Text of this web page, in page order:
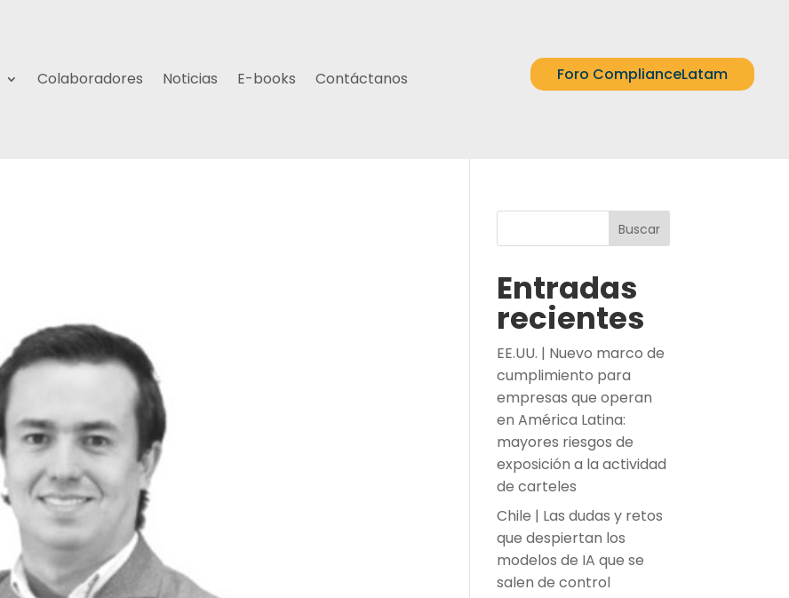
Colaboradores Noticias E-books Contáctanos Foro ComplianceLatam
Buscar
Entradas
recientes
EE.UU. | Nuevo marco de
cumplimiento para
empresas que operan
en América Latina:
mayores riesgos de
exposición a la actividad
de carteles
Chile | Las dudas y retos
que despiertan los
modelos de IA que se
salen de control